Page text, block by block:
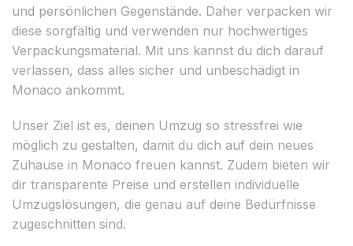
und persönlichen Gegenstände. Daher verpacken wir
diese sorgfältig und verwenden nur hochwertiges
Verpackungsmaterial. Mit uns kannst du dich darauf
verlassen, dass alles sicher und unbeschädigt in
Monaco ankommt.
Unser Ziel ist es, deinen Umzug so stressfrei wie
möglich zu gestalten, damit du dich auf dein neues
Zuhause in Monaco freuen kannst. Zudem bieten wir
dir transparente Preise und erstellen individuelle
Umzugslösungen, die genau auf deine Bedürfnisse
zugeschnitten sind.